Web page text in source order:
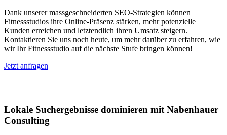
Dank unserer massgeschneiderten SEO-Strategien können
Fitnessstudios ihre Online-Präsenz stärken, mehr potenzielle
Kunden erreichen und letztendlich ihren Umsatz steigern.
Kontaktieren Sie uns noch heute, um mehr darüber zu erfahren, wie
wir Ihr Fitnessstudio auf die nächste Stufe bringen können!
Jetzt anfragen
Lokale Suchergebnisse dominieren mit Nabenhauer
Consulting